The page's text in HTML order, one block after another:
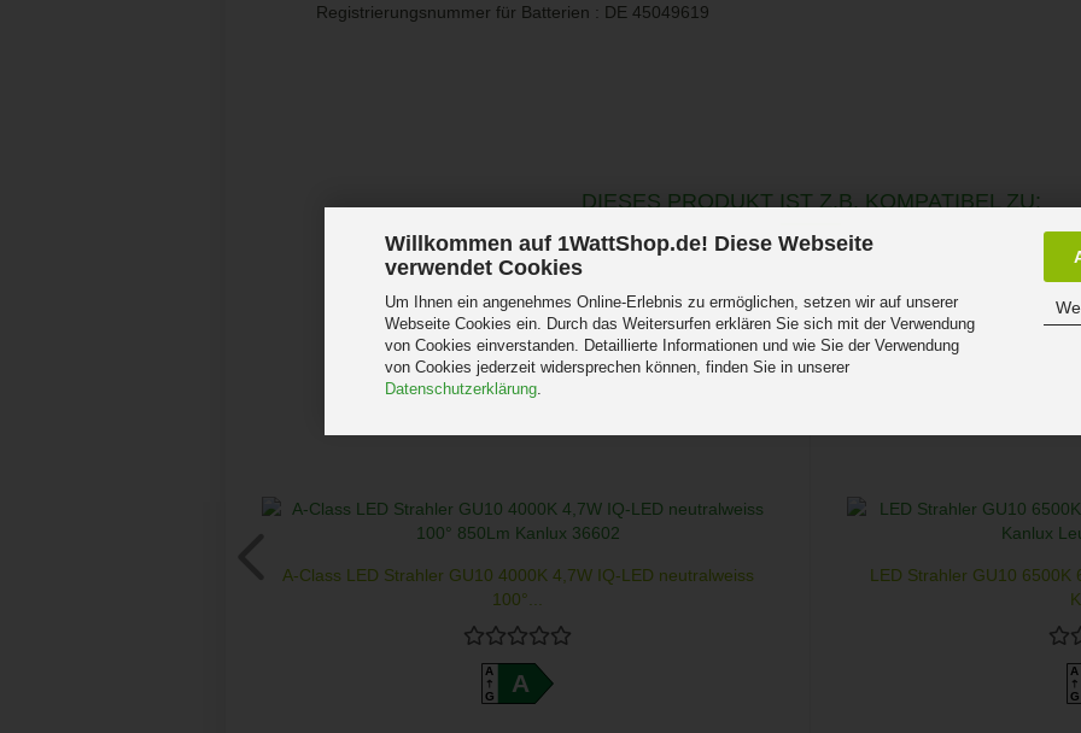
Willkommen auf 1WattShop.de! Diese Webseite
verwendet Cookies
Um Ihnen ein angenehmes Online-Erlebnis zu ermöglichen, setzen wir auf unserer
Webseite Cookies ein. Durch das Weitersurfen erklären Sie sich mit der Verwendung
von Cookies einverstanden. Detaillierte Informationen und wie Sie der Verwendung
von Cookies jederzeit widersprechen können, finden Sie in unserer
Datenschutzerklärung.
Registrierungsnummer für Batterien : DE 45049619
DIESES PRODUKT IST Z.B. KOMPATIBEL ZU:
A-Class LED Strahler GU10 4000K 4,7W IQ-LED neutralweiss
100°...
A
GA
LED Strahler GU10 6500K
A
G